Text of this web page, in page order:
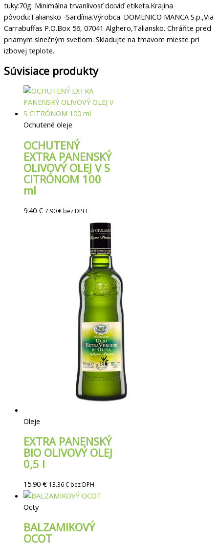
tuky:70g. Minimálna trvanlivosť do:viď etiketa.Krajina
pôvodu:Taliansko -Sardínia.Výrobca: DOMENICO MANCA S.p.,Via
Carrabuffas P.O.Box 56, 07041 Alghero,Taliansko. Chráňte pred
priamym slnečným svetlom. Skladujte na tmavom mieste pri
izbovej teplote.
Súvisiace produkty
Ochutené oleje
OCHUTENÝ
EXTRA PANENSKÝ
OLIVOVÝ OLEJ V S
CITRÓNOM 100
ml
9.40 € 7.90€bez DPH
Oleje
EXTRA PANENSKÝ
BIO OLIVOVÝ OLEJ
0,5 l
15.90 € 13.36€bez DPH
Octy
BALZAMIKOVÝ
OCOT